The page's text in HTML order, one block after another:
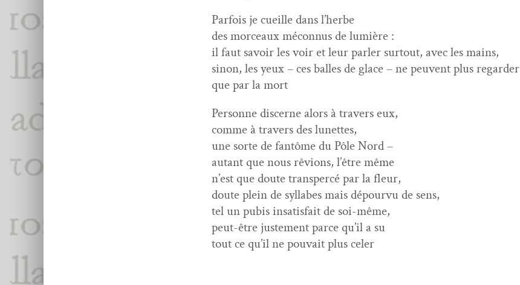
Par­fois je cueille dans l’herbe
des morceaux mécon­nus de lumière :
il faut savoir les voir et leur par­ler surtout, avec les mains,
sinon, les yeux – ces balles de glace – ne peu­vent plus regarder
que par la mort
Per­son­ne dis­cerne alors à tra­vers eux,
comme à tra­vers des lunettes,
une sorte de fan­tôme du Pôle Nord –
autant que nous rêvions, l’être même
n’est que doute transper­cé par la fleur,
doute plein de syl­labes mais dépourvu de sens,
tel un pubis insat­is­fait de soi-même,
peut-être juste­ment parce qu’il a su
tout ce qu’il ne pou­vait plus celer